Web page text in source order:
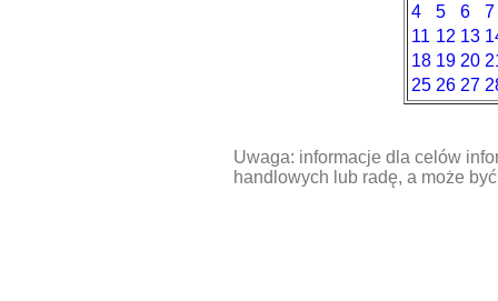
4 5 6
7
11 12 13
18 19 20
25 26 27
Uwaga: informacje dla celów
handlowych lub radę, a może